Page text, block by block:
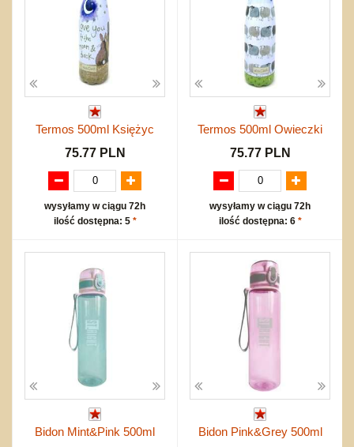
Termos 500ml Księżyc
75.77 PLN
wysyłamy w ciągu 72h
ilość dostępna: 5 *
Termos 500ml Owieczki
75.77 PLN
wysyłamy w ciągu 72h
ilość dostępna: 6 *
Bidon Mint&Pink 500ml
Bidon Pink&Grey 500ml